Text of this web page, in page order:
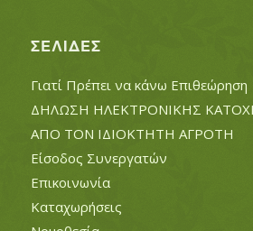
ΣΕΛΊΔΕΣ
Γιατί Πρέπει να κάνω Επιθεώρηση
ΔΗΛΩΣΗ ΗΛΕΚΤΡΟΝΙΚΗΣ
ΑΠΟ ΤΟΝ ΙΔΙΟΚΤΗΤΗ ΑΓΡΟΤΗ
Είσοδος Συνεργατών
Επικοινωνία
Καταχωρήσεις